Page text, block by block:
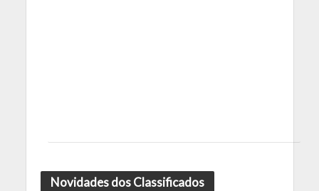
Novidades dos Classificados